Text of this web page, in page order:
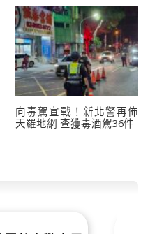
向毒駕宣戰！新北警再佈
天羅地網 查獲毒酒駕36件